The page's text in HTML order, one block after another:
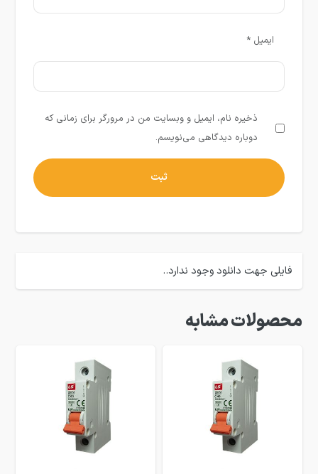
ایمیل*
ذخیره نام، ایمیل و وبسایت من در مرورگر برای زمانی که
دوباره دیدگاهی می‌نویسم.
فایلی جهت دانلود وجود ندارد..
محصولات مشابه